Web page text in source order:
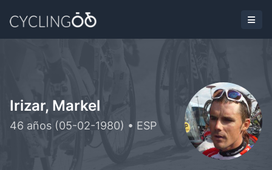
Irizar, Markel
46 años (05-02-1980) • ESP